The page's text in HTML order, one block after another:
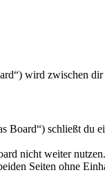
wird zwischen dir
schließt du
nicht weiter
Seiten ohne